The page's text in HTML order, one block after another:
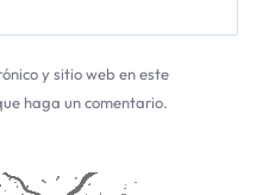
y sitio web en este
haga un comentario.